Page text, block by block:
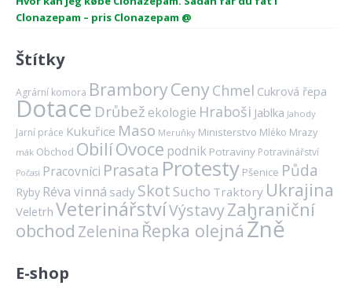
Clonazepam – pris Clonazepam @
Štítky
Agrární komora BramboryCenyChmel Cukrová řepa
Dotace Drůbež ekologie Hraboši Jablka Jahody
Jarní práce Kukuřice Maso Meruňky Ministerstvo Mléko Mrazy
mák Obchod ObilíOvoce podnik Potraviny Potravinářství
Počasí Pracovníci Prasata Protesty Pšenice Půda
Ryby Réva vinná sady Skot Sucho Traktory Ukrajina
Veletrh VeterinářstvíVýstavyZahraniční
obchod Zelenina Řepka olejná Žně
E-shop